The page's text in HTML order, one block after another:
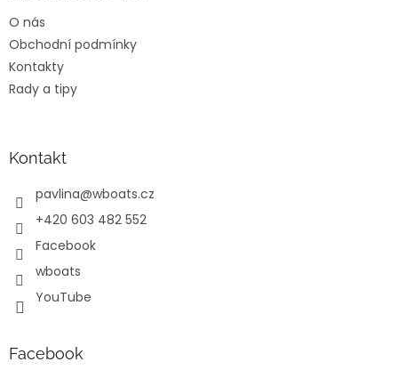
O nás
Obchodní podmínky
Kontakty
Rady a tipy
Kontakt
pavlina@wboats.cz
+420 603 482 552
Facebook
wboats
YouTube
Facebook